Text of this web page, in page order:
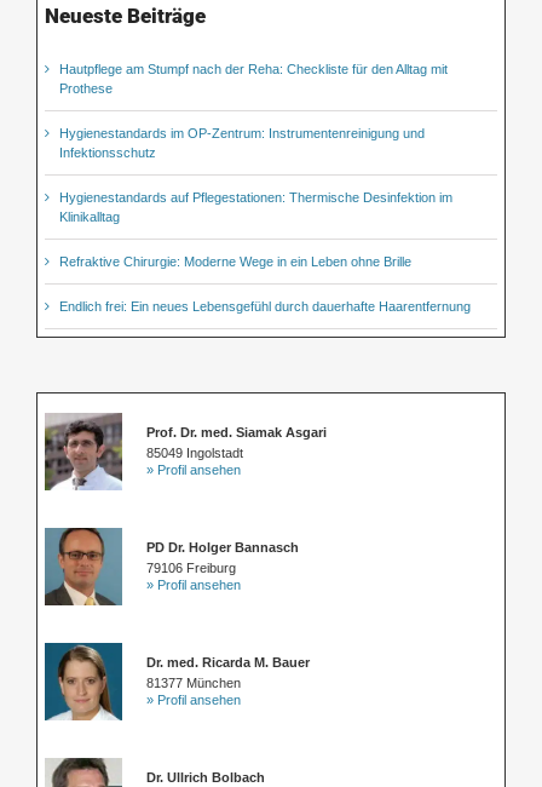
Neueste Beiträge
Hautpflege am Stumpf nach der Reha: Checkliste für den Alltag mit
Prothese
Hygienestandards im OP-Zentrum: Instrumentenreinigung und
Infektionsschutz
Hygienestandards auf Pflegestationen: Thermische Desinfektion im
Klinikalltag
Refraktive Chirurgie: Moderne Wege in ein Leben ohne Brille
Endlich frei: Ein neues Lebensgefühl durch dauerhafte Haarentfernung
Prof. Dr. med. Siamak Asgari
85049 Ingolstadt
» Profil ansehen
PD Dr. Holger Bannasch
79106 Freiburg
» Profil ansehen
Dr. med. Ricarda M. Bauer
81377 München
» Profil ansehen
Dr. Ullrich Bolbach